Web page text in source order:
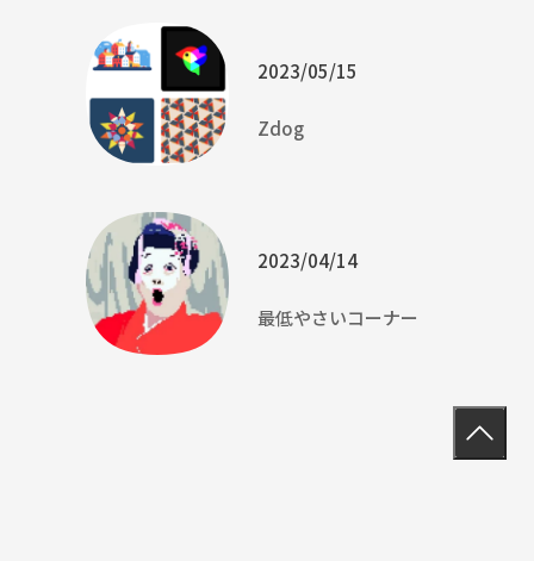
2023/05/15
Zdog
2023/04/14
最低やさいコーナー